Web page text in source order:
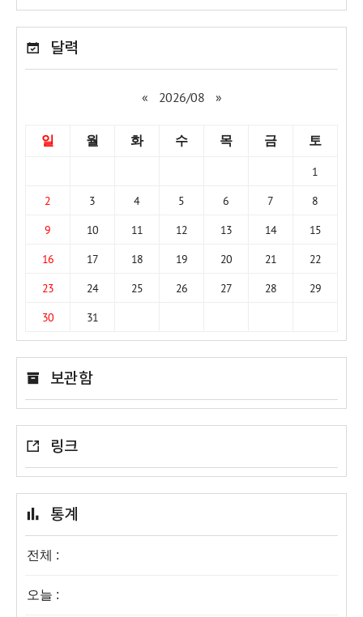
달력
« 2026/08 »
일 월 화 수 목 금 토
1
2
3 4 5 6 7
8
9
10 11 12 13 14
15
16
17 18 19 20 21
22
23
24 25 26 27 28
29
30
31
보관함
링크
통계
전체 :
오늘 :